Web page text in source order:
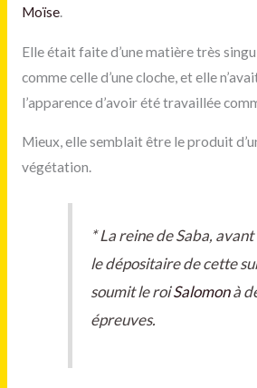
Moïse.
Elle était faite d’une matière très
comme celle d’une cloche, et elle
l’apparence d’avoir été travaillée
Mieux, elle semblait être le produit
végétation.
*La reine de Saba,
le dépositaire de cette
soumit le roiSalomonà
épreuves.